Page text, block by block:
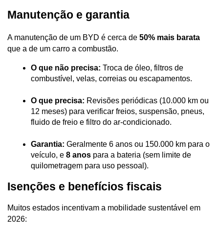
Manutenção e garantia
A manutenção de um BYD é cerca de 50% mais barata
que a de um carro a combustão.
O que não precisa: Troca de óleo, filtros de
combustível, velas, correias ou escapamentos.
O que precisa: Revisões periódicas (10.000 km ou
12 meses) para verificar freios, suspensão, pneus,
fluido de freio e filtro do ar-condicionado.
Garantia: Geralmente 6 anos ou 150.000 km para o
veículo, e 8 anos para a bateria (sem limite de
quilometragem para uso pessoal).
Isenções e benefícios fiscais
Muitos estados incentivam a mobilidade sustentável em
2026: